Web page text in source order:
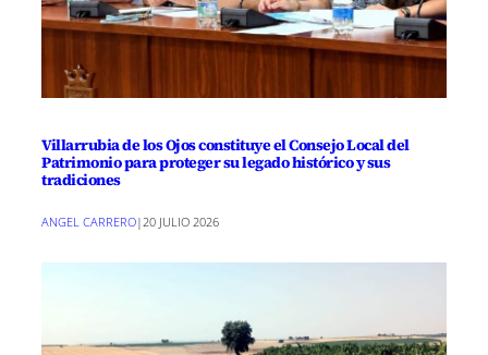
Villarrubia de los Ojos constituye el Consejo Local del
Patrimonio para proteger su legado histórico y sus
tradiciones
ANGEL CARRERO|20 JULIO 2026